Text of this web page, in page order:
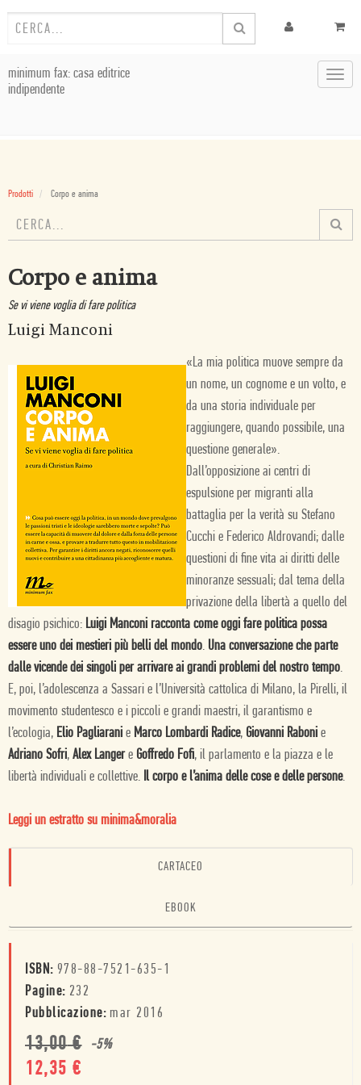
minimum fax: casa editrice
indipendente
Prodotti Corpo e anima
Corpo e anima
Se vi viene voglia di fare politica
Luigi Manconi
«La mia politica muove sempre da
un nome, un cognome e un volto, e
da una storia individuale per
raggiungere, quando possibile, una
questione generale».
Dall’opposizione ai centri di
espulsione per migranti alla
battaglia per la verità su Stefano
Cucchi e Federico Aldrovandi; dalle
questioni di fine vita ai diritti delle
minoranze sessuali; dal tema della
privazione della libertà a quello del
disagio psichico: Luigi Manconi racconta come oggi fare politica possa
essere uno dei mestieri più belli del mondo. Una conversazione che parte
dalle vicende dei singoli per arrivare ai grandi problemi del nostro tempo.
E, poi, l’adolescenza a Sassari e l’Università cattolica di Milano, la Pirelli, il
movimento studentesco e i piccoli e grandi maestri, il garantismo e
l’ecologia, Elio Pagliarani e Marco Lombardi Radice, Giovanni Raboni e
Adriano Sofri, Alex Langere Goffredo Fofi, il parlamento e la piazza e le
libertà individuali e collettive. Il corpo e l’anima delle cose e delle persone.
Leggi un estratto su minima&moralia
CARTACEO
EBOOK
ISBN: 978-88-7521-635-1
Pagine: 232
Pubblicazione: mar 2016
13,00€ -5%
12,35 €